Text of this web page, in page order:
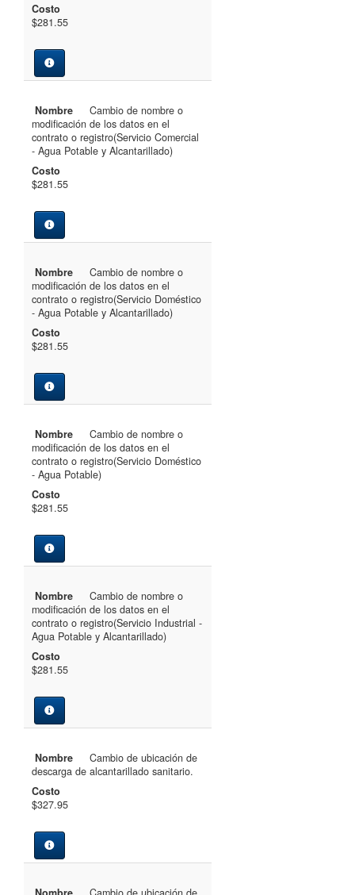
Costo
$281.55
Nombre
Cambio de nombre o
modificación de los datos en el
contrato o registro(Servicio Comercial
- Agua Potable y Alcantarillado)
Costo
$281.55
Nombre
Cambio de nombre o
modificación de los datos en el
contrato o registro(Servicio Doméstico
- Agua Potable y Alcantarillado)
Costo
$281.55
Nombre
Cambio de nombre o
modificación de los datos en el
contrato o registro(Servicio Doméstico
- Agua Potable)
Costo
$281.55
Nombre
Cambio de nombre o
modificación de los datos en el
contrato o registro(Servicio Industrial -
Agua Potable y Alcantarillado)
Costo
$281.55
Nombre
Cambio de ubicación de
descarga de alcantarillado sanitario.
Costo
$327.95